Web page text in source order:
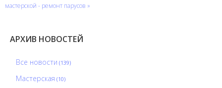
мастерской - ремонт парусов »
АРХИВ НОВОСТЕЙ
Все новости (139)
Мастерская (10)